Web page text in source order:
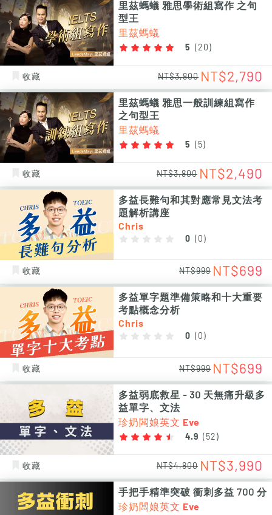
里茲螞蟻 雅思學術組寫作 之句
型王
里茲螞蟻
5 ( 20 )
收藏 NT$3,800 NT$2,790
里茲螞蟻 雅思一般訓練組寫作
之句型王
里茲螞蟻
5 ( 5 )
收藏 NT$3,800 NT$2,490
多益長難句和其對應常見文法考
題解析講座
Chris
0 ( 0 )
收藏 NT$999 NT$699
多益單字題準備策略和十大重要
考點概念分析
Chris
0 ( 0 )
收藏 NT$999 NT$699
多益弱底救星 - 30 天無痛升級多
益單字、文法
珍奶闆娘英文 Eve
4.9 ( 52 )
收藏 NT$4,800 NT$3,990
手把手精準突破 衝刺多益 700 分
珍奶闆娘英文 Eve